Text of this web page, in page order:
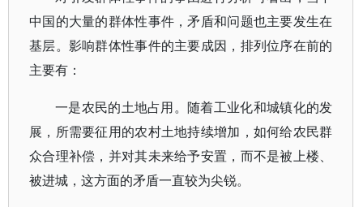
中国的大量的群体性事件，矛盾和问题也主要发生在
基层。影响群体性事件的主要成因，排列位序在前的
主要有：
一是农民的土地占用。随着工业化和城镇化的发
展，所需要征用的农村土地持续增加，如何给农民群
众合理补偿，并对其未来给予安置，而不是被上楼、
被进城，这方面的矛盾一直较为尖锐。